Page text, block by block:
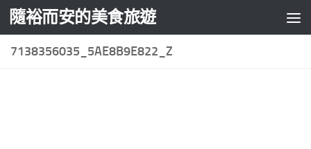
Skip to content
隨裕而安的美食旅遊
7138356035_5AE8B9E822_Z